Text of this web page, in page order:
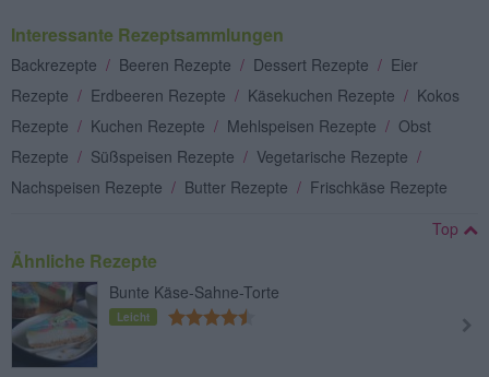
Interessante Rezeptsammlungen
Backrezepte / Beeren Rezepte / Dessert Rezepte / Eier
Rezepte / Erdbeeren Rezepte / Käsekuchen Rezepte / Kokos
Rezepte / Kuchen Rezepte / Mehlspeisen Rezepte / Obst
Rezepte / Süßspeisen Rezepte / Vegetarische Rezepte /
Nachspeisen Rezepte / Butter Rezepte / Frischkäse Rezepte
Top
Ähnliche Rezepte
Bunte Käse-Sahne-Torte
Leicht